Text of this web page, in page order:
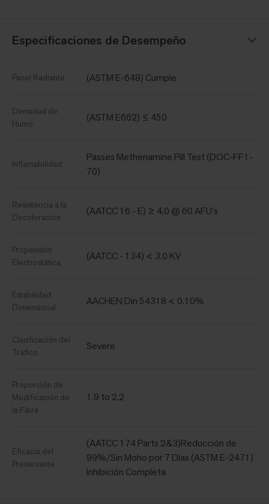
Especificaciones de Desempeño
Panel Radiante (ASTM E-648) Cumple
Densidad de
Humo
(ASTM E662) ≤ 450
Inflamabilidad
Passes Methenamine Pill Test (DOC-FF1-
70)
Resistencia a la
Decoloración
(AATCC 16 - E) ≥ 4.0 @ 60 AFU's
Propensión
Electrostática
(AATCC - 134) < 3.0 KV
Estabilidad
Dimensional
AACHEN Din 54318 < 0.10%
Clasificación del
Tráfico
Severe
Proporción de
Modificación de
la Fibra
1.9 to 2.2
Eficacia del
Preservante
(AATCC 174 Parts 2&3)Reducción de
99%/Sin Moho por 7 Días (ASTM E-2471)
Inhibición Completa